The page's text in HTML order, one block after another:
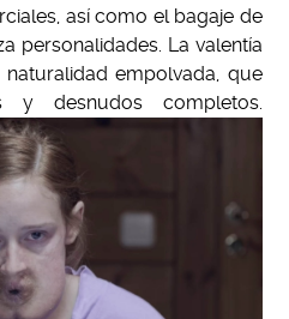
así como el bagaje de
personalidades. La valentía
empolvada, que
y desnudos completos.